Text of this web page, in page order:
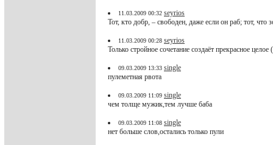
11.03.2009 00:32 seyrios
Тот, кто добр, – свободен, даже если он раб; тот,
11.03.2009 00:28 seyrios
Только стройное сочетание создаёт прекрасное
09.03.2009 13:33 single
пулеметная рвота
09.03.2009 11:09 single
чем толще мужик,тем лучше баба
09.03.2009 11:08 single
нет больше слов,остались только пули